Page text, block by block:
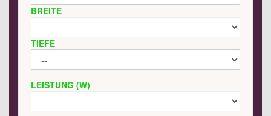
BREITE
TIEFE
LEISTUNG (W)